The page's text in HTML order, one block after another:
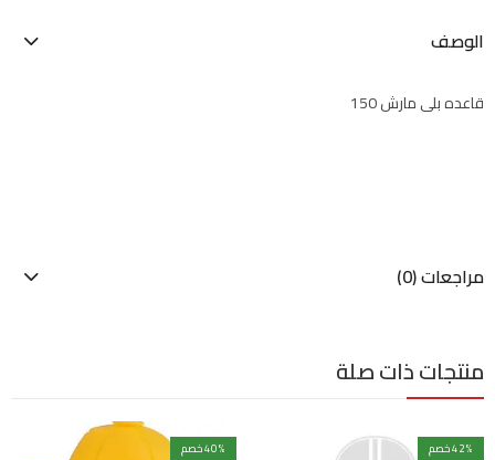
الوصف
قاعده بلى مارش 150
مراجعات (0)
منتجات ذات صلة
42% خصم 40% خصم